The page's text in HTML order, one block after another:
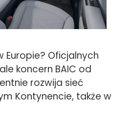
Europie? Oficjalnych
koncern BAIC od
rozwija sieć
Kontynencie, także w